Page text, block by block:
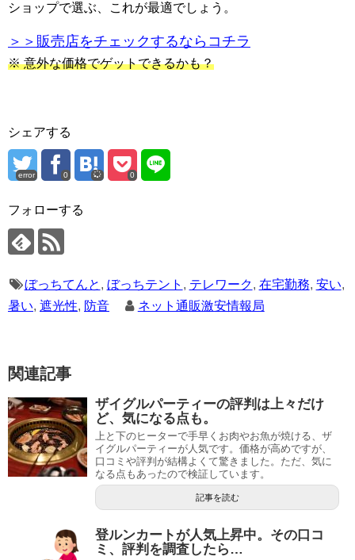
ショップで選ぶ、これが最適でしょう。
＞＞販売店をチェックするならコチラ
※ 意外な価格でゲットできるかも？
シェアする
error 0 0
フォローする
ぼっちてんと , ぼっちテント , テレワーク, 在宅勤務, 安い,
暑い, 遮光性, 防音 ネット通販激安情報局
関連記事
ザイグルパーティーの評判は上々だけ
ど、気になる点も。
上と下のヒーターで手早くお肉やお魚が焼ける、ザ
イグルパーティーが人気です。価格が高めですが、
口コミや評判が結構よくて驚きました。ただ、気に
なる点もあったので検証しています。
記事を読む
登ルンカートが人気上昇中。その口コ
ミ、評判を調査したら…